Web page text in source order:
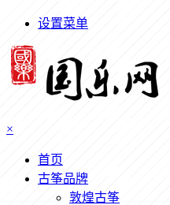
设置菜单
×
首页
古筝品牌
敦煌古筝